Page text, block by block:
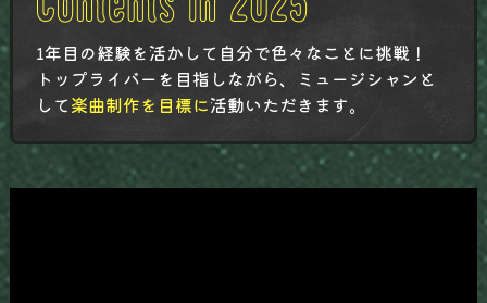
1年目の経験を活かして自分で色々なことに挑戦！
トップライバーを目指しながら、ミュージシャンと
して楽曲制作を目標に活動いただきます。